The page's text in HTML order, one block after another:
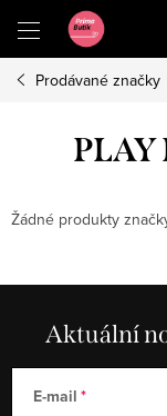
obsah
Prodávané značky
Žádné produkty
Aktuální
E-mail